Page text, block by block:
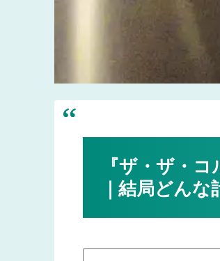
『ザ・ザ・
｜結局どんな